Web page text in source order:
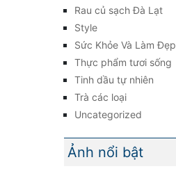
Rau củ sạch Đà Lạt
Style
Sức Khỏe Và Làm Đẹp
Thực phẩm tươi sống
Tinh dầu tự nhiên
Trà các loại
Uncategorized
Ảnh nổi bật